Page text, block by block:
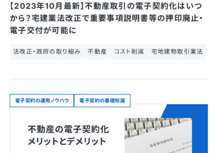
【2023年10月最新】不動産取引の電子契約化はいつ
から？宅建業法改正で重要事項説明書等の押印廃止・
電子交付が可能に
法改正・政府の取り組み 不動産 コスト削減 宅地建物取引業法
電子契約の運用ノウハウ 電子契約の基礎知識